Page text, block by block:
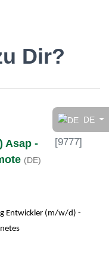
DE
der Dir
Dir?
Asap -
(DE)
[9777]
Entwickler (m/w/d) -